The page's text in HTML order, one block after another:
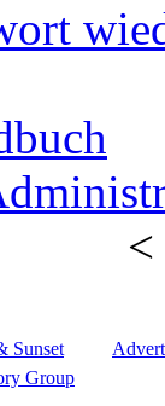
<
Sunset
Group